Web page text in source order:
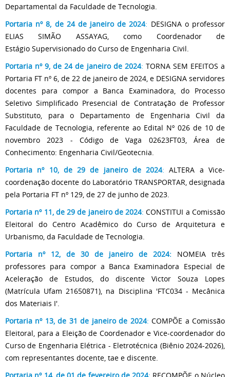
Departamental da Faculdade de Tecnologia.
Portaria nº 8, de 24 de janeiro de 2024: DESIGNA o professor
ELIAS SIMÃO ASSAYAG, como Coordenador de
Estágio Supervisionado do Curso de Engenharia Civil.
Portaria nº 9, de 24 de janeiro de 2024: TORNA SEM EFEITOS a
Portaria FT nº 6, de 22 de janeiro de 2024, e DESIGNA servidores
docentes para compor a Banca Examinadora, do Processo
Seletivo Simplificado Presencial de Contratação de Professor
Substituto, para o Departamento de Engenharia Civil da
Faculdade de Tecnologia, referente ao Edital Nº 026 de 10 de
novembro 2023 - Código de Vaga 02623FT03, Área de
Conhecimento: Engenharia Civil/Geotecnia.
Portaria nº 10, de 29 de janeiro de 2024: ALTERA a Vice-
coordenação docente do Laboratório TRANSPORTAR, designada
pela Portaria FT nº 129, de 27 de junho de 2023.
Portaria nº 11, de 29 de janeiro de 2024: CONSTITUI a Comissão
Eleitoral do Centro Acadêmico do Curso de Arquitetura e
Urbanismo, da Faculdade de Tecnologia.
Portaria nº 12, de 30 de janeiro de 2024:
NOMEIA três
professores para compor a Banca Examinadora Especial de
Aceleração de Estudos, do discente Victor Souza Lopes
(Matrícula Ufam 21650871), na Disciplina 'FTC034 - Mecânica
dos Materiais I'.
Portaria nº 13, de 31 de janeiro de 2024: COMPÕE a Comissão
Eleitoral, para a Eleição de Coordenador e Vice-coordenador do
Curso de Engenharia Elétrica - Eletrotécnica (Biênio 2024-2026),
com representantes docente, tae e discente.